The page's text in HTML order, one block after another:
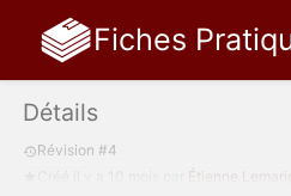
Fiches
Détails
Révision #4
Étienne